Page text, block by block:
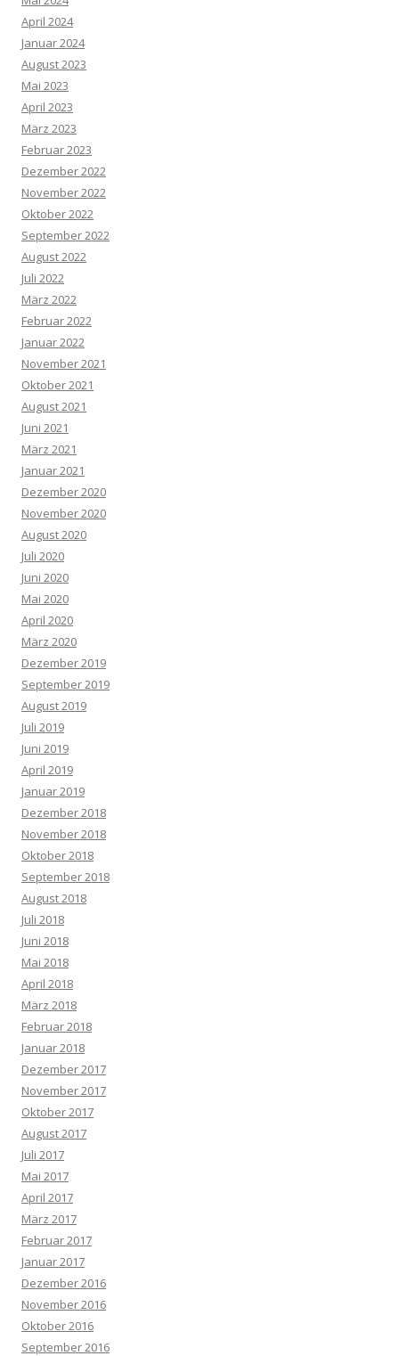
April 2024
Januar 2024
August 2023
Mai 2023
April 2023
März 2023
Februar 2023
Dezember 2022
November 2022
Oktober 2022
September 2022
August 2022
Juli 2022
März 2022
Februar 2022
Januar 2022
November 2021
Oktober 2021
August 2021
Juni 2021
März 2021
Januar 2021
Dezember 2020
November 2020
August 2020
Juli 2020
Juni 2020
Mai 2020
April 2020
März 2020
Dezember 2019
September 2019
August 2019
Juli 2019
Juni 2019
April 2019
Januar 2019
Dezember 2018
November 2018
Oktober 2018
September 2018
August 2018
Juli 2018
Juni 2018
Mai 2018
April 2018
März 2018
Februar 2018
Januar 2018
Dezember 2017
November 2017
Oktober 2017
August 2017
Juli 2017
Mai 2017
April 2017
März 2017
Februar 2017
Januar 2017
Dezember 2016
November 2016
Oktober 2016
September 2016